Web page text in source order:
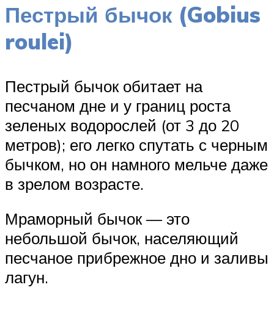
Пестрый бычок (Gobius
roulei)
Пестрый бычок обитает на
песчаном дне и у границ роста
зеленых водорослей (от 3 до 20
метров); его легко спутать с черным
бычком, но он намного мельче даже
в зрелом возрасте.
Мраморный бычок — это
небольшой бычок, населяющий
песчаное прибрежное дно и заливы
лагун.